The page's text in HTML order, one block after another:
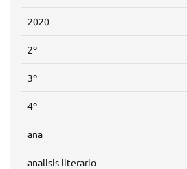
2020
2º
3º
4º
ana
analisis literario